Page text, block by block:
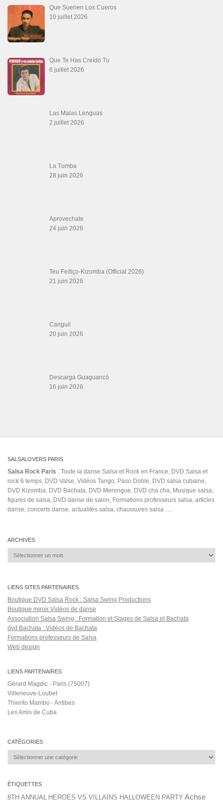
Que Suenen Los Cueros
10 juillet 2026
Que Te Has Creído Tu
6 juillet 2026
Las Malas Lenguas
2 juillet 2026
La Tumba
28 juin 2026
Aprovechate
24 juin 2026
Teu Feitiço-Kizomba (Official 2026)
21 juin 2026
Canguil
20 juin 2026
Descarga Guaguancó
16 juin 2026
SALSALOVERS PARIS
Salsa Rock Paris : Toute la danse Salsa et Rock en France, DVD Salsa et
rock 6 temps, DVD Valse, Vidéos Tango, Paso Doble, DVD salsa cubaine,
DVD Kizomba, DVD Bachata, DVD Merengue, DVD cha cha, Musique salsa,
figures de salsa, DVD danse de salon, Formations professeurs salsa, articles
danse, concerts danse, actualités salsa, chaussures salsa ….
ARCHIVES
Archives
LIENS SITES PARTENAIRES
Boutique DVD Salsa Rock : Salsa Swing Productions
Boutique miroir Vidéos de danse
Association Salsa Swing : Formation et Stages de Salsa et Bachata
dvd Bachata : Vidéos de Bachata
Formations professeurs de Salsa
Web design
LIENS PARTENAIRES
Gérard Magdic - Paris (75007)
Villeneuve-Loubet
Thierito Mambo - Antibes
Les Amis de Cuba
CATÉGORIES
Catégories
ÉTIQUETTES
8TH ANNUAL HEROES VS VILLAINS HALLOWEEN PARTY Achse